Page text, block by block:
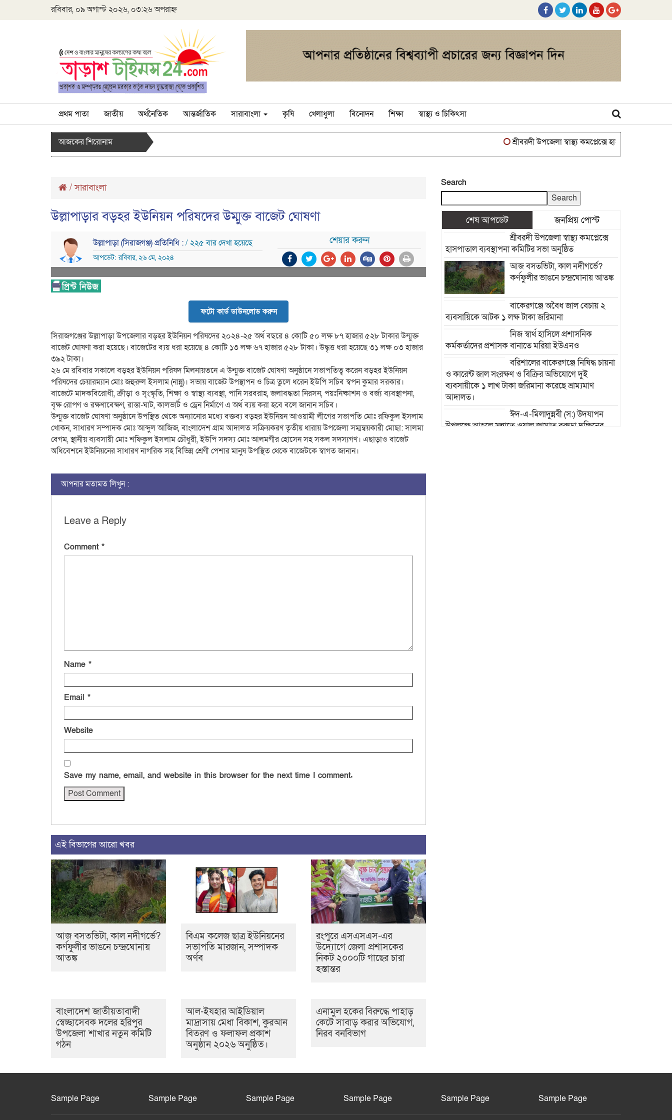
রবিবার, ০৯ অগাস্ট ২০২৬, ০৩:২৬ অপরাহ্ন
প্রথম পাতা জাতীয় অর্থনৈতিক আন্তর্জাতিক সারাবাংলা কৃষি খেলাধুলা বিনোদন শিক্ষা স্বাস্থ্য ও চিকিৎসা
আজকের শিরোনাম শ্রীবরদী উপজেলা স্বাস্থ্য কমপ্লেক্সে হাসপাতাল ব্যবস্থাপনা
/সারাবাংলা
উল্লাপাড়ার বড়হর ইউনিয়ন পরিষদের উম্মুক্ত বাজেট ঘোষণা
উল্লাপাড়া (সিরাজগঞ্জ) প্রতিনিধি :/ ২২৫ বার দেখা হয়েছে
আপডেট: রবিবার, ২৬ মে, ২০২৪
শেয়ার করুন
ফটো কার্ড ডাউনলোড করুন
সিরাজগঞ্জের উল্লাপাড়া উপজেলার বড়হর ইউনিয়ন পরিষদের ২০২৪-২৫ অর্থ বছরে ৪ কোটি ৫০ লক্ষ ৮৭ হাজার ৫২৮ টাকার উন্মুক্ত
বাজেট ঘোষণা করা হয়েছে। বাজেটের ব্যয় ধরা হয়েছে ৪ কোটি ১৩ লক্ষ ৬৭ হাজার ৫২৮ টাকা। উদ্ধৃত্ত ধরা হয়েছে ৩১ লক্ষ ০৩ হাজার
৩৯২ টাকা।
২৬ মে রবিবার সকালে বড়হর ইউনিয়ন পরিষদ মিলনায়তনে এ উন্মুক্ত বাজেট ঘোষণা অনুষ্ঠানে সভাপতিত্ব করেন বড়হর ইউনিয়ন
পরিষদের চেয়ারম্যান মোঃ জহুরুল ইসলাম (নান্নু)। সভায় বাজেট উপস্থাপন ও চিত্র তুলে ধরেন ইউপি সচিব স্বপন কুমার সরকার।
বাজেটে মাদকবিরোধী, ক্রীড়া ও সৃংস্কৃতি, শিক্ষা ও স্বাস্থ্য ব্যবস্থা, পানি সরবরাহ, জলাবদ্ধতা নিরসন, পয়ঃনিষ্কাশন ও বর্জ্য ব্যবস্থাপনা,
বৃক্ষ রোপণ ও রক্ষণাবেক্ষণ, রাস্তা-ঘাট, কালভার্ট ও ড্রেন নির্মাণে এ অর্থ ব্যয় করা হবে বলে জানান সচিব।
উন্মুক্ত বাজেট ঘোষণা অনুষ্ঠানে উপস্থিত থেকে অন্যানোর মধ্যে বক্তব্য বড়হর ইউনিয়ন আওয়ামী লীগের সভাপতি মোঃ রফিকুল ইসলাম
খোকন, সাধারণ সম্পাদক মোঃ আব্দুল আজিজ, বাংলাদেশ গ্রাম আদালত সক্রিয়করণ তৃতীয় ধারায় উপজেলা সম্মন্বয়কারী মোছা: সালমা
বেগম, স্থানীয় ব্যবসায়ী মোঃ শফিকুল ইসলাম চৌধুরী, ইউপি সদস্য মোঃ আলমগীর হোসেন সহ সকল সদস্যগণ। এছাড়াও বাজেট
অধিবেশনে ইউনিয়নের সাধারণ নাগরিক সহ বিভিন্ন শ্রেণী পেশার মানুষ উপস্থিত থেকে বাজেটকে স্বাগত জানান।
আপনার মতামত লিখুন :
Leave a Reply
Comment *
Name *
Email *
Website
Save my name, email, and website in this browser for the next time I comment.
এই বিভাগের আরো খবর
আজ বসতভিটা, কাল নদীগর্ভে?
কর্ণফুলীর ভাঙনে চন্দ্রঘোনায়
আতঙ্ক
বিএম কলেজ ছাত্র ইউনিয়নের
সভাপতি মারজান, সম্পাদক
অর্ণব
রংপুরে এসএসএস-এর
উদ্যোগে জেলা প্রশাসকের
নিকট ২০০০টি গাছের চারা
হস্তান্তর
বাংলাদেশ জাতীয়তাবাদী
স্বেচ্ছাসেবক দলের হরিপুর
উপজেলা শাখার নতুন কমিটি
গঠন
আল-ইযহার আইডিয়াল
মাদ্রাসায় মেধা বিকাশ, কুরআন
বিতরণ ও ফলাফল প্রকাশ
অনুষ্ঠান ২০২৬ অনুষ্ঠিত।
এনামুল হকের বিরুদ্ধে পাহাড়
কেটে সাবাড় করার অভিযোগ,
নিরব বনবিভাগ
Search
Search
শেষ আপডেট জনপ্রিয় পোস্ট
শ্রীবরদী উপজেলা স্বাস্থ্য কমপ্লেক্সে
হাসপাতাল ব্যবস্থাপনা কমিটির সভা অনুষ্ঠিত
আজ বসতভিটা, কাল নদীগর্ভে?
কর্ণফুলীর ভাঙনে চন্দ্রঘোনায় আতঙ্ক
বাকেরগঞ্জে অবৈধ জাল বেচায় ২
ব্যবসায়িকে আটক ১ লক্ষ টাকা জরিমানা
নিজ স্বার্থ হাসিলে প্রশাসনিক
কর্মকর্তাদের প্রশাসক বানাতে মরিয়া ইউএনও
বরিশালের বাকেরগঞ্জে নিষিদ্ধ চায়না
ও কারেন্ট জাল সংরক্ষণ ও বিক্রির অভিযোগে দুই
ব্যবসায়ীকে ১ লাখ টাকা জরিমানা করেছে ভ্রাম্যমাণ
আদালত।
ঈদ-এ-মিলাদুন্নবী (স:) উদযাপন
উপলক্ষে আহলে সুন্নাতে ওয়াল জামাত বরুড়া দক্ষিনের
Sample Page Sample Page Sample Page Sample Page Sample Page Sample Page